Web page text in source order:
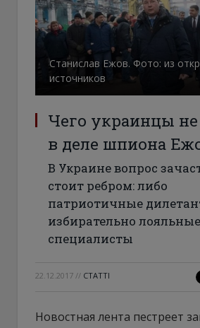
Станислав Ежов. Фото: из
источников
Чего украинцы
в деле шпиона
В Украине вопрос
стоит ребром: либо
патриотичные
избирательно лояльные
специалисты
22.12.2017 // СТАТТІ
Новостная лента пестреет